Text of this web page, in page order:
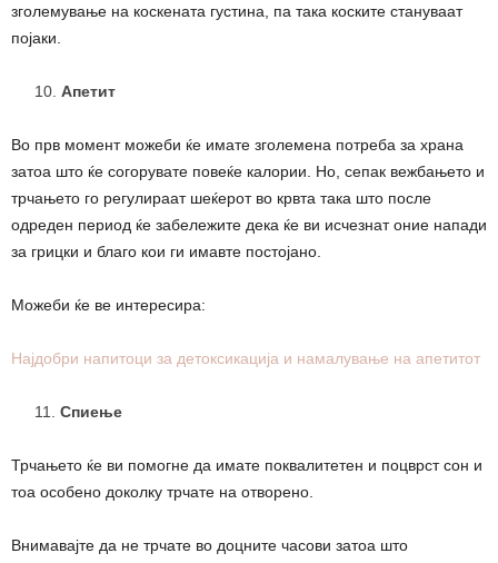
зголемување на коскената густина, па така коските стануваат
појаки.
Апетит
Во прв момент можеби ќе имате зголемена потреба за храна
затоа што ќе согорувате повеќе калории. Но, сепак вежбањето и
трчањето го регулираат шеќерот во крвта така што после
одреден период ќе забележите дека ќе ви исчезнат оние напади
за грицки и благо кои ги имавте постојано.
Можеби ќе ве интересира:
Најдобри напитоци за детоксикација и намалување на апетитот
Спиење
Трчањето ќе ви помогне да имате поквалитетен и поцврст сон и
тоа особено доколку трчате на отворено.
Внимавајте да не трчате во доцните часови затоа што